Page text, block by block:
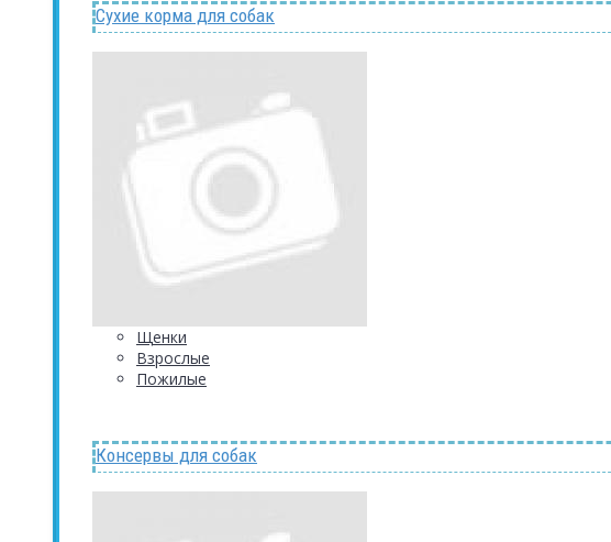
Сухие корма для собак
Щенки
Взрослые
Пожилые
Консервы для собак